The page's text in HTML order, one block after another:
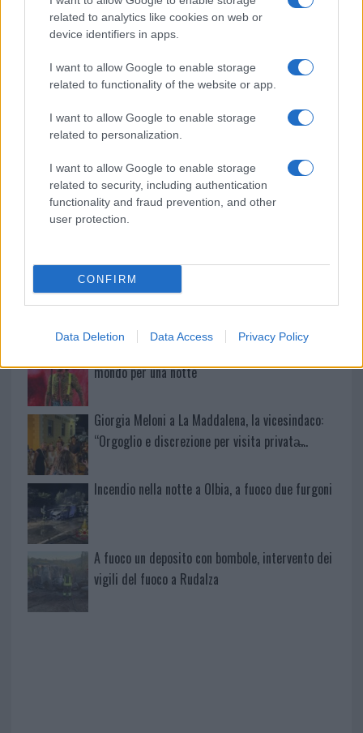
related to analytics like cookies on web or
device identifiers in apps.
I want to allow Google to enable storage
related to functionality of the website or app.
I want to allow Google to enable storage
related to personalization.
I want to allow Google to enable storage
related to security, including authentication
functionality and fraud prevention, and other
user protection.
CONFIRM
Data Deletion Data Access Privacy Policy
b
o
o
k
te
r
re
st
s
A
p
p
re
Articolo precedente
Prossimo articolo
Sangue, musica e solidarietà con Avis Olbia al
Delta Center
Meteo Olbia 9 agosto, temperature in calo
Salmo finisce in ospedale a Catania, ma il tour
va avanti: “Sicilia, ci sono”
mondo per una notte
Giorgia Meloni a La Maddalena, la vicesindaco:
“Orgoglio e discrezione per visita privata̶…
Incendio nella notte a Olbia, a fuoco due furgoni
A fuoco un deposito con bombole, intervento dei
vigili del fuoco a Rudalza